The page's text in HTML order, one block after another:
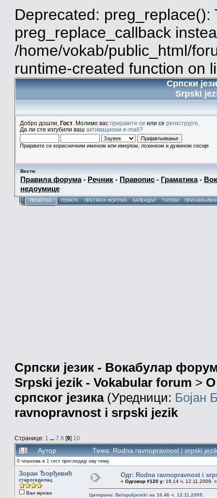
Deprecated:
preg_replace_callback
/home/vokab/public_html/
runtime-created function on
Српски
Srpski
Добро дошли, Гост . Молимо вас пријавите се или се региструјте
Да ли сте изгубили ваш активациони e-mail?
Пријавите се корисничким именом или имејлом, лозинком и дужином сесије
Вести:
Правила форума- Речник - Правопис - Граматика-
недоумице
ПОЧЕТНА ПОМОЋ ПРЕТРАГА ФОРУМА КАЛЕНДАР ТАГОВИ
Српски језик - Вокабулар
Srpski jezik - Vokabular forum > О
српског језика(Уредници: Бојан
ravnopravnost i srpski jezik
Странице: 1 ... 7 8 [9] 10
Аутор Тема: Rodna ravnopravnost i srpski
0 чланова и 1 гост прегледају ову тему.
Зоран Ђорђевић
староседелац
Ван мреже
Одг: Rodna ravnopravnost i
« Одговор #120 у: 18.14 ч. 12.11.2009. »
Цитирано: Belopoljanski на 16.46 ч. 12.11.2009.